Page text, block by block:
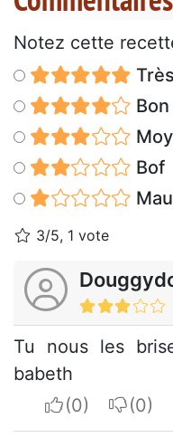
Notez cette
Bon
Bof
3/5, 1 vote
Tu nous les
babeth
I apreciate
I do